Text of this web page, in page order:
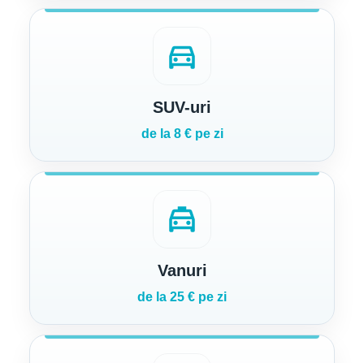
directions_car
SUV-uri
de la 8 € pe zi
local_taxi
Vanuri
de la 25 € pe zi